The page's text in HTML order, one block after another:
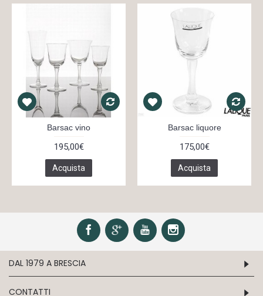
Barsac vino
195,00€
Acquista
Barsac liquore
175,00€
Acquista
DAL 1979 A BRESCIA
CONTATTI